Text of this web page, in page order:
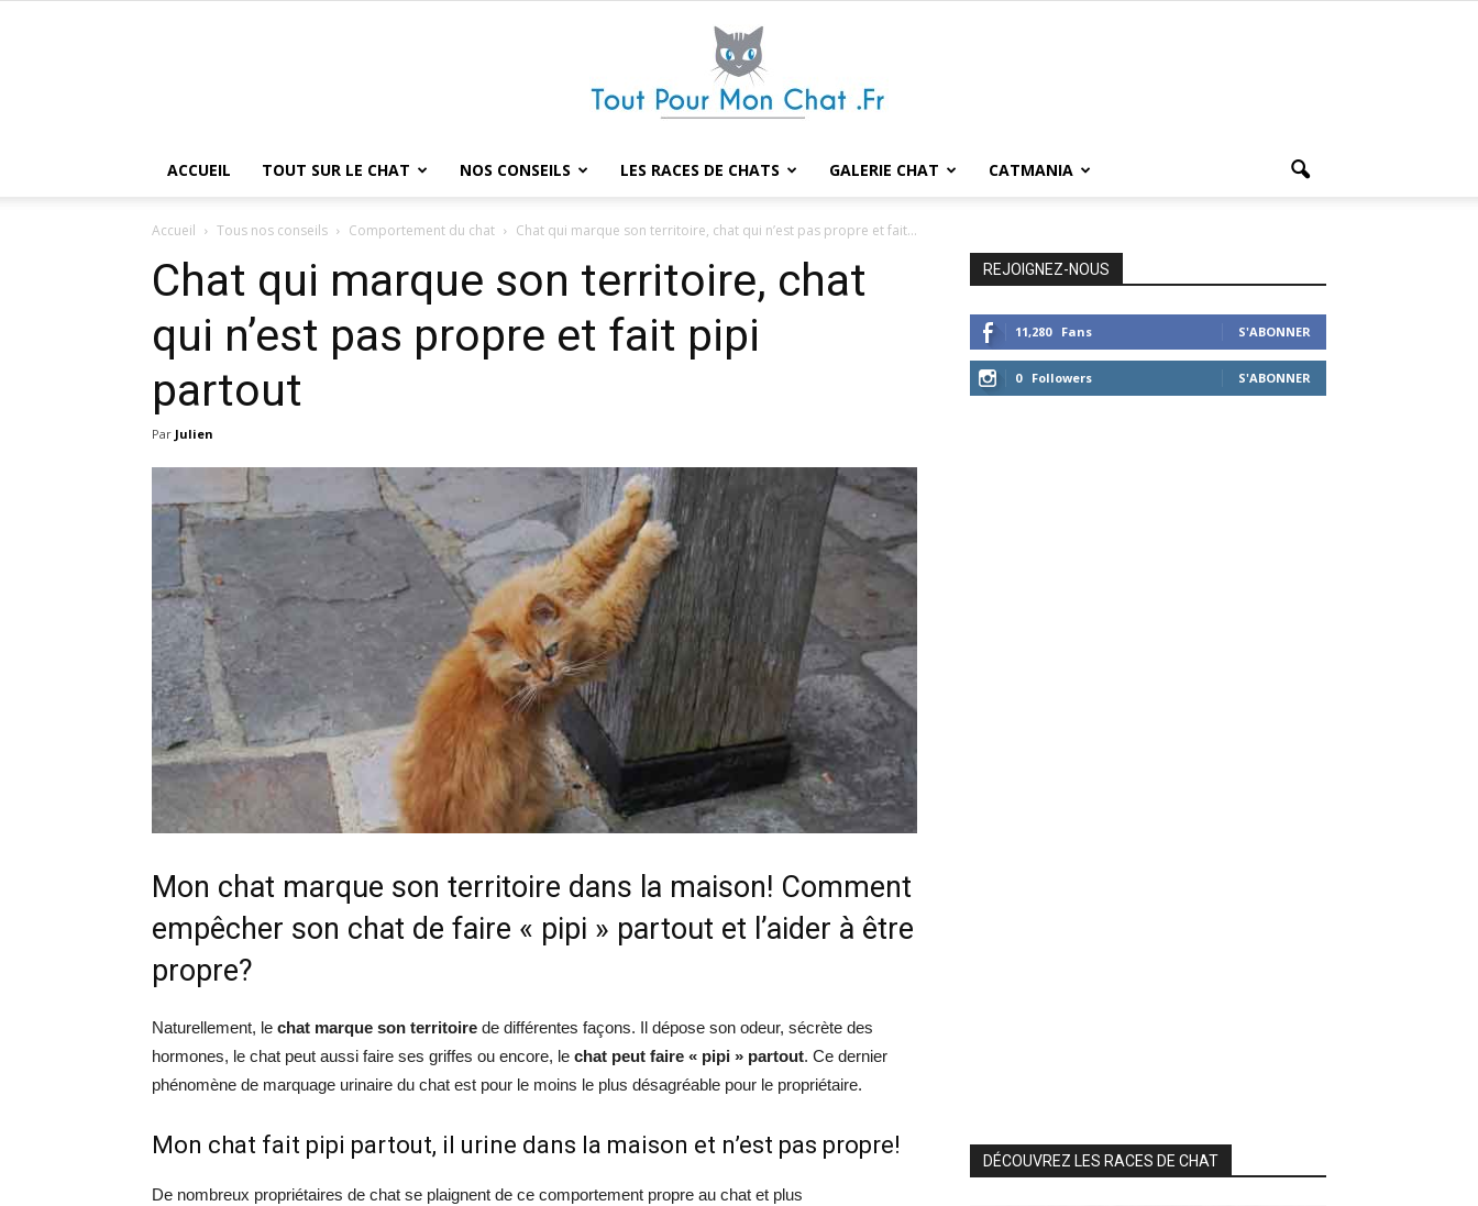
pour
ACCUEIL TOUT SUR LE CHAT NOS CONSEILS LES RACES DE CHATS GALERIE CHAT CATMANIA
Accueil Tous nos conseils Comportement du chat Chat qui marque son territoire, chat qui n’est pas propre et fait...
Chat qui marque son territoire, chat
qui n’est pas propre et fait pipi
partout
Par Julien
Mon chat marque son territoire dans la maison! Comment
empêcher son chat de faire « pipi » partout et l’aider à être
propre?
Naturellement, le chat marque son territoire de différentes façons. Il dépose son odeur, sécrète des
hormones, le chat peut aussi faire ses griffes ou encore, le chat peut faire « pipi » partout. Ce dernier
phénomène de marquage urinaire du chat est pour le moins le plus désagréable pour le propriétaire.
Mon chat fait pipi partout, il urine dans la maison et n’est pas propre!
De nombreux propriétaires de chat se plaignent de ce comportement propre au chat et plus
REJOIGNEZ-NOUS
11,280 Fans S'ABONNER
0 Followers S'ABONNER
DÉCOUVREZ LES RACES DE CHAT